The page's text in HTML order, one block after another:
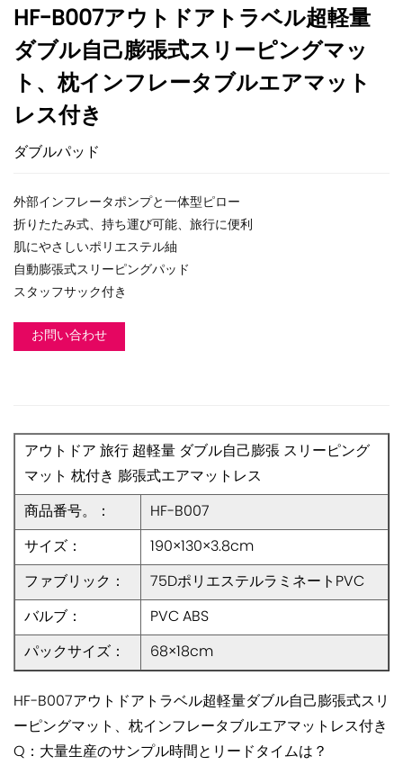
HF-B007アウトドアトラベル超軽量
ダブル自己膨張式スリーピングマッ
ト、枕インフレータブルエアマット
レス付き
ダブルパッド
外部インフレータポンプと一体型ピロー
折りたたみ式、持ち運び可能、旅行に便利
肌にやさしいポリエステル紬
自動膨張式スリーピングパッド
スタッフサック付き
お問い合わせ
アウトドア 旅行 超軽量 ダブル自己膨張 スリーピング
マット 枕付き 膨張式エアマットレス
商品番号。：
HF-B007
サイズ：
190×130×3.8cm
ファブリック：
75DポリエステルラミネートPVC
バルブ：
PVC ABS
パックサイズ：
68×18cm
HF-B007アウトドアトラベル超軽量ダブル自己膨張式スリ
ーピングマット、枕インフレータブルエアマットレス付き
Q：大量生産のサンプル時間とリードタイムは？